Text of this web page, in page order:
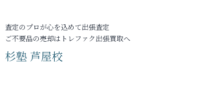
査定のプロが心を込めて出張査定
ご不要品の売却はトレファク出張買取へ
杉塾 芦屋校